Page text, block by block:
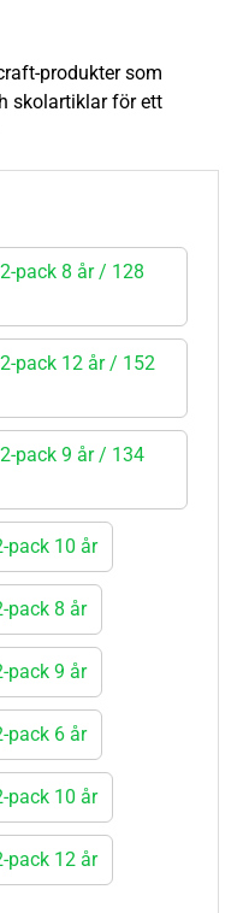
produkter som
skolartiklar för ett
pack 8 år / 128
pack 12 år / 152
pack 9 år / 134
pack 10 år
pack 8 år
pack 9 år
pack 6 år
pack 10 år
pack 12 år